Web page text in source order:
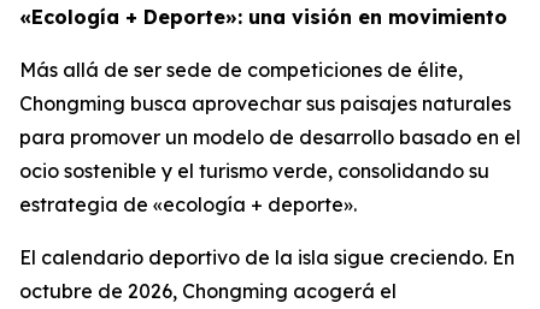
«Ecología + Deporte»: una visión en movimiento
Más allá de ser sede de competiciones de élite,
Chongming busca aprovechar sus paisajes naturales
para promover un modelo de desarrollo basado en el
ocio sostenible y el turismo verde, consolidando su
estrategia de «ecología + deporte».
El calendario deportivo de la isla sigue creciendo. En
octubre de 2026, Chongming acogerá el